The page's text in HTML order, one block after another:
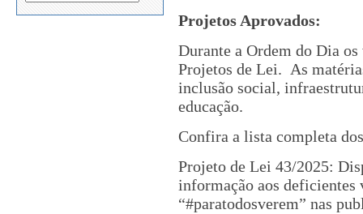
Projetos Aprovados:
Durante a Ordem do Dia
Projetos de Lei. As
inclusão social,
educação.
Confira a lista completa
Projeto de Lei 43/2025:
informação aos deficientes
“#paratodosverem” nas